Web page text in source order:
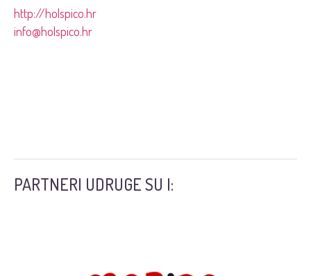
http://holspico.hr
info@holspico.hr
PARTNERI UDRUGE SU I: